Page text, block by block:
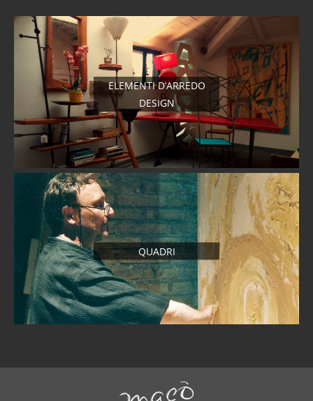
ELEMENTI D’ARREDO
DESIGN
QUADRI